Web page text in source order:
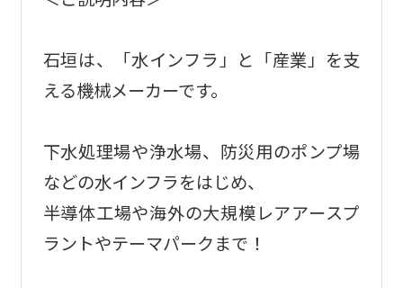
石垣は、「水インフラ」と「産業」を支
える機械メーカーです。
下水処理場や浄水場、防災用のポンプ場
などの水インフラをはじめ、
半導体工場や海外の大規模レアアースプ
ラントやテーマパークまで！